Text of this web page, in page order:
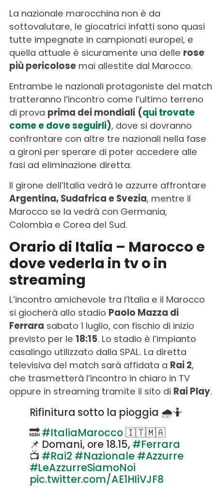
La nazionale marocchina non è da
sottovalutare, le giocatrici infatti sono quasi
tutte impegnate in campionati europei, e
quella attuale è sicuramente una delle rose
più pericolosemai allestite dal Marocco.
Entrambe le nazionali protagoniste del match
tratteranno l’incontro come l’ultimo terreno
di prova prima dei mondiali (qui trovate
come e dove seguirli), dove si dovranno
confrontare con altre tre nazionali nella fase
a gironi per sperare di poter accedere alle
fasi ad eliminazione diretta.
Il girone dell’Italia vedrà le azzurre affrontare
Argentina, Sudafrica e Svezia, mentre il
Marocco se la vedrà con Germania,
Colombia e Corea del Sud.
Orario di Italia – Marocco e
dove vederla in tv o in
streaming
L’incontro amichevole tra l’Italia e il Marocco
si giocherà allo stadio Paolo Mazza di
Ferrara sabato 1 luglio, con fischio di inizio
previsto per le 18:15. Lo stadio è l’impianto
casalingo utilizzato dalla SPAL. La diretta
televisiva del match sarà affidata a Rai 2,
che trasmetterà l’incontro in chiaro in TV
oppure in streaming tramite il sito di Rai Play.
Rifinitura sotto la pioggia 🌧️🤷
🔜#ItaliaMarocco🇮🇹🇲🇦
📌 Domani, ore 18.15, #Ferrara
📺 #Rai2 #Nazionale #Azzurre
#LeAzzurreSiamoNoi
pic.twitter.com/AE1HIiVJF8